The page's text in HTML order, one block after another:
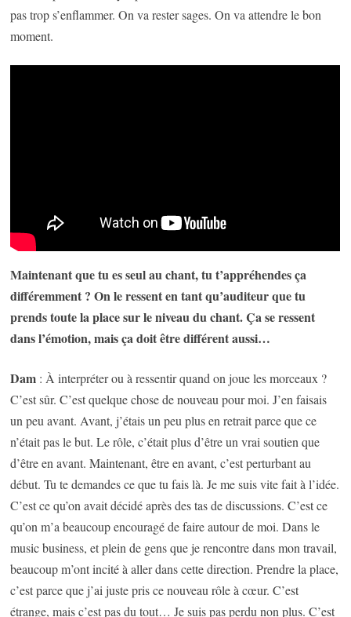
pas trop s’enflammer. On va rester sages. On va attendre le bon
moment.
Maintenant que tu es seul au chant, tu t’appréhendes ça
différemment ? On le ressent en tant qu’auditeur que tu
prends toute la place sur le niveau du chant. Ça se ressent
dans l’émotion, mais ça doit être différent aussi…
Dam : À interpréter ou à ressentir quand on joue les morceaux ?
C’est sûr. C’est quelque chose de nouveau pour moi. J’en faisais
un peu avant. Avant, j’étais un peu plus en retrait parce que ce
n’était pas le but. Le rôle, c’était plus d’être un vrai soutien que
d’être en avant. Maintenant, être en avant, c’est perturbant au
début. Tu te demandes ce que tu fais là. Je me suis vite fait à l’idée.
C’est ce qu’on avait décidé après des tas de discussions. C’est ce
qu’on m’a beaucoup encouragé de faire autour de moi. Dans le
music business, et plein de gens que je rencontre dans mon travail,
beaucoup m’ont incité à aller dans cette direction. Prendre la place,
c’est parce que j’ai juste pris ce nouveau rôle à cœur. C’est
étrange, mais c’est pas du tout… Je suis pas perdu non plus. C’est